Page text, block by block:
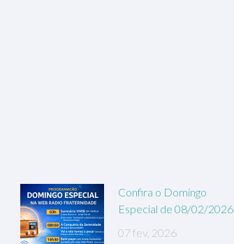
Confira o Domingo
Especial de 08/02/2026
07 fev, 2026